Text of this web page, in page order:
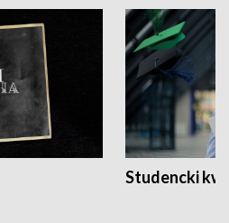
Studencki